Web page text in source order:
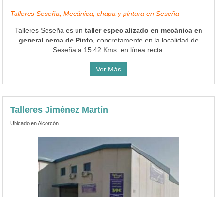
Talleres Seseña, Mecánica, chapa y pintura en Seseña
Talleres Seseña es un taller especializado en mecánica en
general cerca de Pinto , concretamente en la localidad de
Seseña a 15.42 Kms. en línea recta.
Ver Más
Talleres Jiménez Martín
Ubicado en Alcorcón